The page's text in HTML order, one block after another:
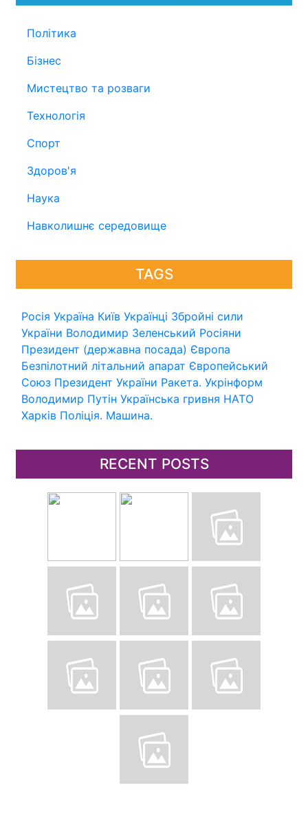
Політика
Бізнес
Мистецтво та розваги
Технологія
Спорт
Здоров'я
Наука
Навколишнє середовище
TAGS
Росія Україна Київ Українці Збройні сили
України Володимир Зеленський Росіяни
Президент (державна посада) Європа
Безпілотний літальний апарат Європейський
Союз Президент України Ракета. Укрінформ
Володимир Путін Українська гривня НАТО
Харків Поліція. Машина.
RECENT POSTS